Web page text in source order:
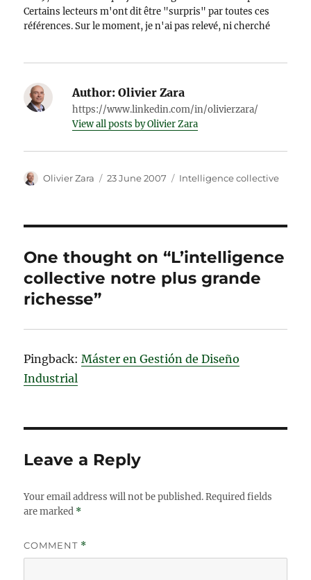
Certains lecteurs m'ont dit être "surpris" par toutes ces
références. Sur le moment, je n'ai pas relevé, ni cherché
Author: Olivier Zara
https://www.linkedin.com/in/olivierzara/
View all posts by Olivier Zara
Author
Olivier Zara
Posted
23 June 2007 Categories
Intelligence collective
One thought on “L’intelligence
collective notre plus grande
richesse”
Pingback:Máster en Gestión de Diseño
Industrial
Leave a Reply
Your email address will not be published. Required fields
are marked *
COMMENT *